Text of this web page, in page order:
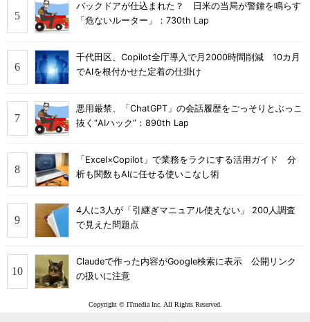
バックドアが仕込まれた？ 日米の当局が警鐘を鳴らす
「危ないルーター」：730th Lap
千代田区、Copilot全庁導入で月2000時間削減 10カ月
でAIを根付かせた定着の仕掛け
悪用厳禁、「ChatGPT」の会話履歴をごっそりとぶっこ
抜く“AIハック”：890th Lap
「Excel×Copilot」で業務をラクにする活用ガイド 分
析も関数もAIに任せる使いこなし術
4人に3人が「引継ぎマニュアル使えない」 200人調査
で見えた問題点
Claudeで作った内容がGoogle検索に表示 公開リンク
の扱いに注意
Copyright © ITmedia Inc. All Rights Reserved.